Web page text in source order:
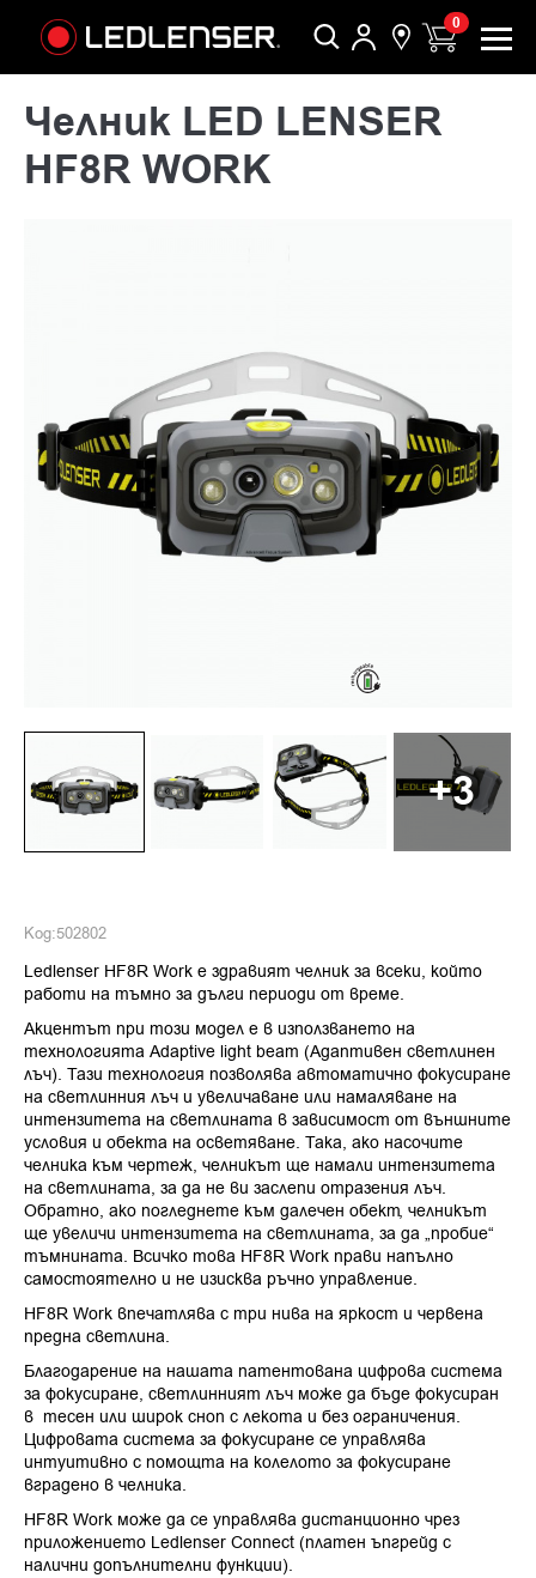
0
Челник LED LENSER
HF8R WORK
+3
Код:502802
Ledlenser HF8R Work е здравият челник за всеки, който
работи на тъмно за дълги периоди от време.
Акцентът при този модел е в използването на
технологията Adaptive light beam (Адаптивен светлинен
лъч). Тази технология позволява автоматично фокусиране
на светлинния лъч и увеличаване или намаляване на
интензитета на светлината в зависимост от външните
условия и обекта на осветяване. Така, ако насочите
челника към чертеж, челникът ще намали интензитета
на светлината, за да не ви заслепи отразения лъч.
Обратно, ако погледнете към далечен обект, челникът
ще увеличи интензитета на светлината, за да „пробие“
тъмнината. Всичко това HF8R Work прави напълно
самостоятелно и не изисква ръчно управление.
HF8R Work впечатлява с три нива на яркост и червена
предна светлина.
Благодарение на нашата патентована цифрова система
за фокусиране, светлинният лъч може да бъде фокусиран
в тесен или широк сноп с лекота и без ограничения.
Цифровата система за фокусиране се управлява
интуитивно с помощта на колелото за фокусиране
вградено в челника.
HF8R Work може да се управлява дистанционно чрез
приложението Ledlenser Connect (платен ъпгрейд с
налични допълнителни функции).